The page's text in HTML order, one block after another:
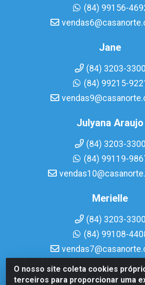
O nosso site coleta cookies
terceiros para proporcionar uma
(84) 99156-
Jane
(84) 3203-3300
(84) 99215-
Julyana Araujo
(84) 3203-3300
(84) 99119-
Merielle
(84) 3203-3300
(84) 99108-
Casa Norte LTDA - Av. Interventor